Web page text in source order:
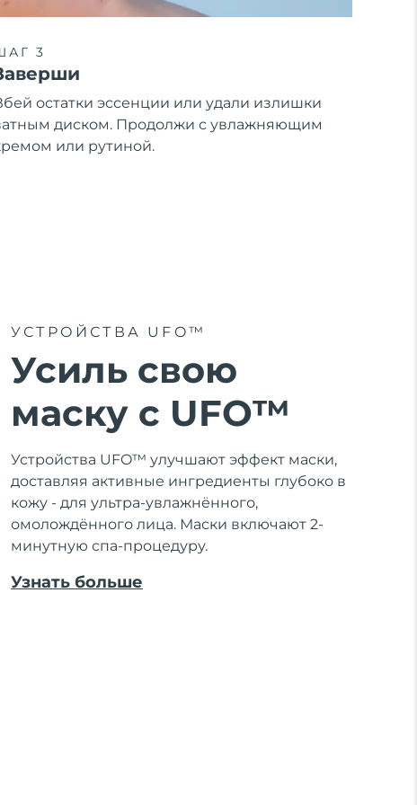
3
остатки эссенции или удали излишки
диском. Продолжи с увлажняющим
или рутиной.
УСТРОЙСТВА UFO™
Усиль свою
маску с UFO™
Устройства UFO™ улучшают эффект маски,
доставляя активные ингредиенты глубоко в
кожу - для ультра-увлажнённого,
омолождённого лица. Маски включают 2-
минутную спа-процедуру.
Узнать больше